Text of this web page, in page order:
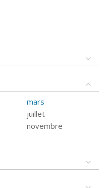
mars
juillet
novembre